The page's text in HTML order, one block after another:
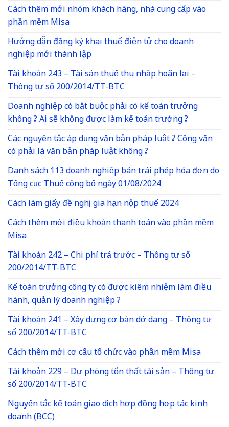
Cách thêm mới nhóm khách hàng, nhà cung cấp vào
phần mềm Misa
Hướng dẫn đăng ký khai thuế điện tử cho doanh
nghiệp mới thành lập
Tài khoản 243 – Tài sản thuế thu nhập hoãn lại –
Thông tư số 200/2014/TT-BTC
Doanh nghiệp có bắt buộc phải có kế toán trưởng
không ? Ai sẽ không được làm kế toán trưởng ?
Các nguyên tắc áp dụng văn bản pháp luật ? Công văn
có phải là văn bản pháp luật không ?
Danh sách 113 doanh nghiệp bán trái phép hóa đơn do
Tổng cục Thuế công bố ngày 01/08/2024
Cách làm giấy đề nghị gia hạn nộp thuế 2024
Cách thêm mới điều khoản thanh toán vào phần mềm
Misa
Tài khoản 242 – Chi phí trả trước – Thông tư số
200/2014/TT-BTC
Kế toán trưởng công ty có được kiêm nhiệm làm điều
hành, quản lý doanh nghiệp ?
Tài khoản 241 – Xây dựng cơ bản dở dang – Thông tư
số 200/2014/TT-BTC
Cách thêm mới cơ cấu tổ chức vào phần mềm Misa
Tài khoản 229 – Dự phòng tổn thất tài sản – Thông tư
số 200/2014/TT-BTC
Nguyến tắc kế toán giao dịch hợp đồng hợp tác kinh
doanh (BCC)